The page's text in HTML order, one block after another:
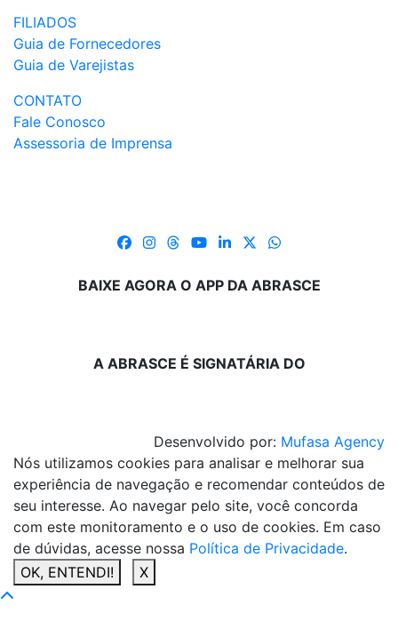
FILIADOS
Guia de Fornecedores
Guia de Varejistas
CONTATO
Fale Conosco
Assessoria de Imprensa
BAIXE AGORA O APP DA ABRASCE
A ABRASCE É SIGNATÁRIA DO
Desenvolvido por: Mufasa Agency
Nós utilizamos cookies para analisar e melhorar sua
experiência de navegação e recomendar conteúdos de
seu interesse. Ao navegar pelo site, você concorda
com este monitoramento e o uso de cookies. Em caso
de dúvidas, acesse nossa Política de Privacidade.
OK, ENTENDI!
X